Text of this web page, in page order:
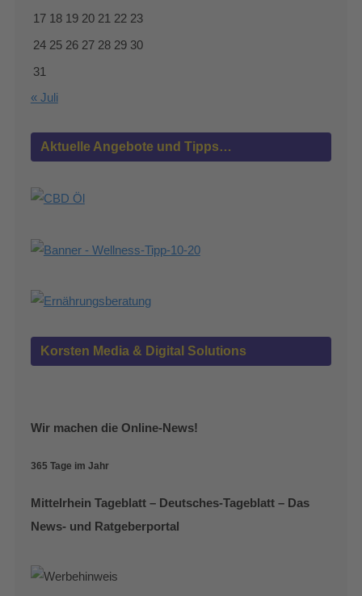
17 18 19 20 21 22 23
24 25 26 27 28 29 30
31
« Juli
Aktuelle Angebote und Tipps…
Korsten Media & Digital Solutions
Wir machen die Online-News!
365 Tage im Jahr
Mittelrhein Tageblatt – Deutsches-Tageblatt – Das
News- und Ratgeberportal